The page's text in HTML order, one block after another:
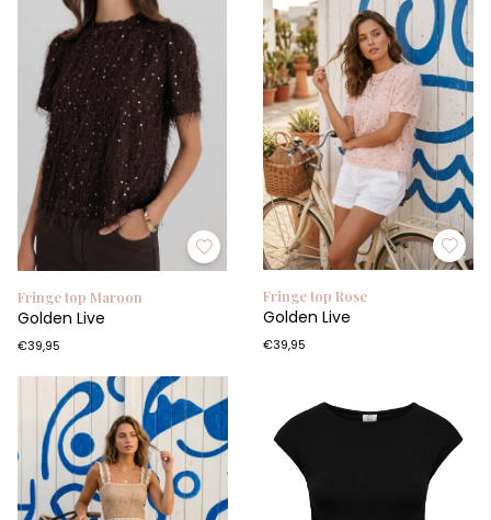
Fringe top Maroon
Golden Live
€39,95
Fringe top Rose
Golden Live
€39,95